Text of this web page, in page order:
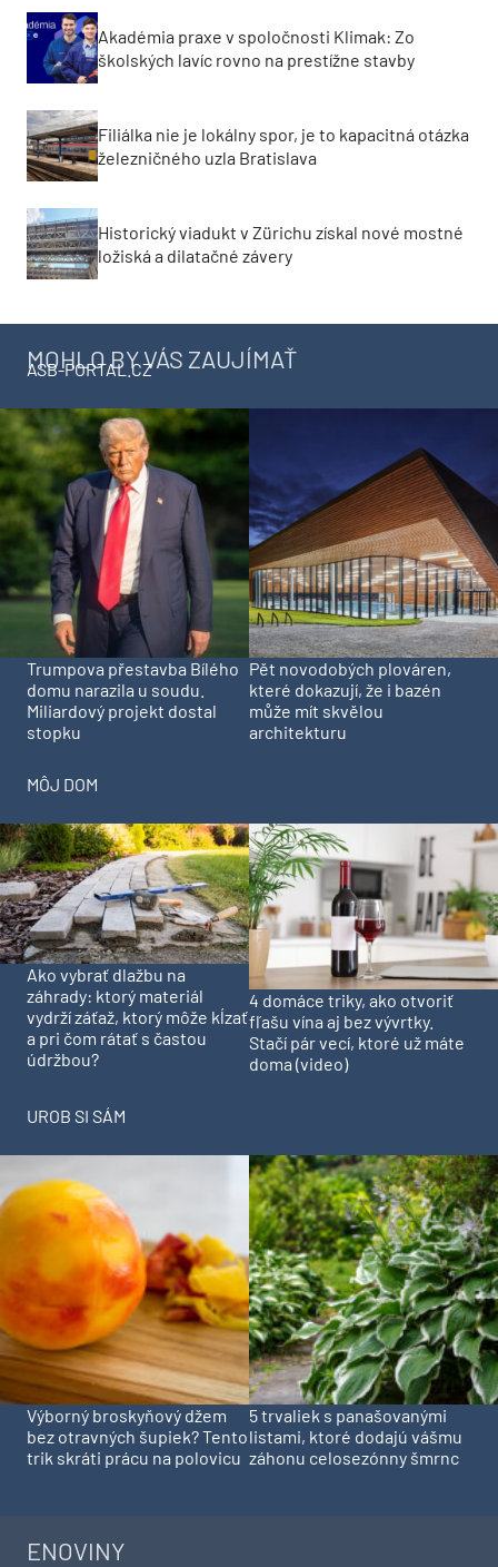
Akadémia praxe v spoločnosti Klimak: Zo
školských lavíc rovno na prestížne stavby
Filiálka nie je lokálny spor, je to kapacitná otázka
železničného uzla Bratislava
Historický viadukt v Zürichu získal nové mostné
ložiská a dilatačné závery
MOHLO BY VÁS ZAUJÍMAŤ
ASB-PORTAL.CZ
Trumpova přestavba Bílého
domu narazila u soudu.
Miliardový projekt dostal
stopku
Pět novodobých plováren,
které dokazují, že i bazén
může mít skvělou
architekturu
MÔJ DOM
Ako vybrať dlažbu na
záhrady: ktorý materiál
vydrží záťaž, ktorý môže kĺzať
a pri čom rátať s častou
údržbou?
4 domáce triky, ako otvoriť
fľašu vína aj bez vývrtky.
Stačí pár vecí, ktoré už máte
doma (video)
UROB SI SÁM
Výborný broskyňový džem
bez otravných šupiek? Tento
trik skráti prácu na polovicu
5 trvaliek s panašovanými
listami, ktoré dodajú vášmu
záhonu celosezónny šmrnc
ENOVINY